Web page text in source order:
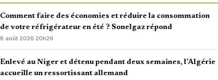
Comment faire des économies et réduire la consommation
de votre réfrigérateur en été ? Sonelgaz répond
8 août 2026·20h26
Enlevé au Niger et détenu pendant deux semaines, l’Algérie
accueille un ressortissant allemand